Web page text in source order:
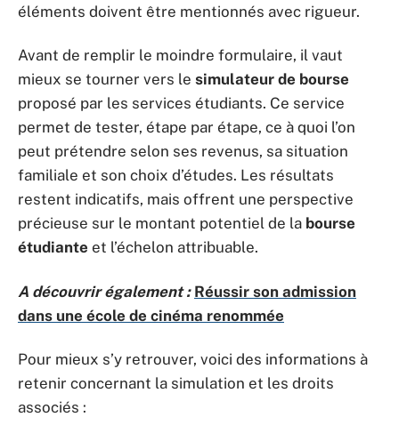
éléments doivent être mentionnés avec rigueur.
Avant de remplir le moindre formulaire, il vaut
mieux se tourner vers le simulateur de bourse
proposé par les services étudiants. Ce service
permet de tester, étape par étape, ce à quoi l’on
peut prétendre selon ses revenus, sa situation
familiale et son choix d’études. Les résultats
restent indicatifs, mais offrent une perspective
précieuse sur le montant potentiel de la bourse
étudiante et l’échelon attribuable.
A découvrir également : Réussir son admission
dans une école de cinéma renommée
Pour mieux s’y retrouver, voici des informations à
retenir concernant la simulation et les droits
associés :